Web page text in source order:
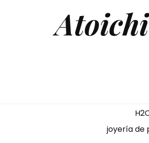
joyería de